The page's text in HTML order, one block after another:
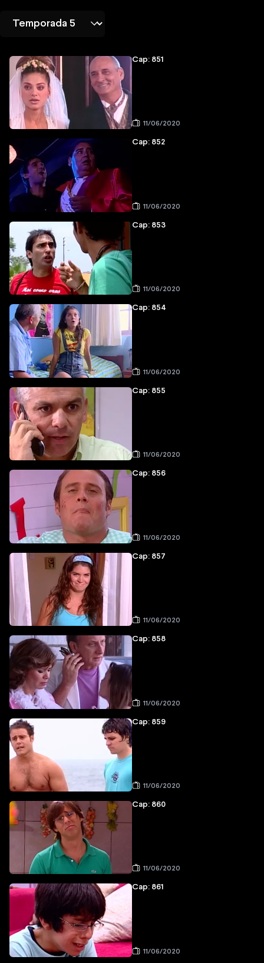
Cap: 851
11/06/2020
Cap: 852
11/06/2020
Cap: 853
11/06/2020
Cap: 854
11/06/2020
Cap: 855
11/06/2020
Cap: 856
11/06/2020
Cap: 857
11/06/2020
Cap: 858
11/06/2020
Cap: 859
11/06/2020
Cap: 860
11/06/2020
Cap: 861
11/06/2020